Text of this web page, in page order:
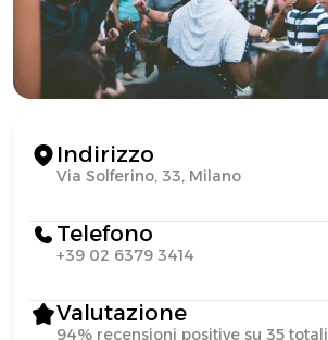
Indirizzo
Via Solferino, 33, Milano
Telefono
+39 02 6379 3414
Valutazione
94% recensioni positive su 35 totali